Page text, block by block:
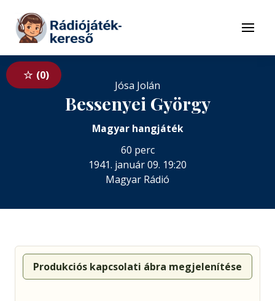
Tovább a tartalomhoz
Menü
0
Jósa Jolán
Bessenyei György
Magyar hangjáték
60 perc
1941. január 09. 19:20
Magyar Rádió
Produkciós kapcsolati ábra megjelenítése